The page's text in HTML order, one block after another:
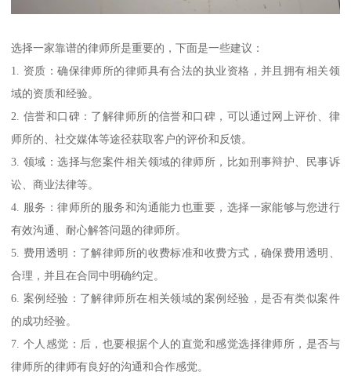
选择一家靠谱的律师所是重要的，下面是一些建议：
1. 资质：确保律师所的律师具有合法的执业资格，并且拥有相关领
域的资质和经验。
2. 信誉和口碑：了解律师所的信誉和口碑，可以通过网上评价、律
师所的、社交媒体等途径获取客户的评价和反馈。
3. 领域：选择与您案件相关领域的律师所，比如刑事辩护、民事诉
讼、商业法律等。
4. 服务：律师所的服务和沟通能力也重要，选择一家能够与您进行
有效沟通、耐心解答问题的律师所。
5. 费用透明：了解律师所的收费标准和收费方式，确保费用透明、
合理，并且在合同中明确约定。
6. 案例经验：了解律师所在相关领域的案例经验，是否有类似案件
的成功经验。
7. 个人感觉：后，也要根据个人的直觉和感觉选择律师所，是否与
律师所的律师有良好的沟通和合作感觉。